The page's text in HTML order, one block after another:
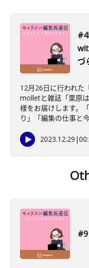
づ
12月26日に行われた
molletと雑誌「栗原
様をお届けします。
り」「編集の仕事と
2023.12.29 |
#9